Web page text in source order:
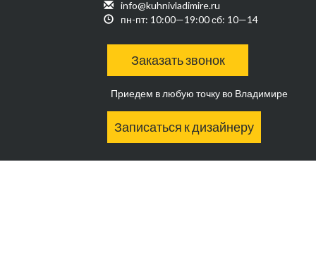
info@kuhnivladimire.ru
пн-пт: 10:00—19:00 сб: 10—14
Заказать звонок
Приедем в любую точку во Владимире
Записаться к дизайнеру